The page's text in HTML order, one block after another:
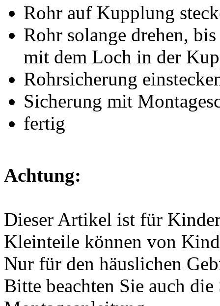
Rohr auf Kupplung
Rohr solange drehen,
mit dem Loch in der
Rohrsicherung
Sicherung mit
fertig
Achtung:
Dieser Artikel ist für
Kleinteile können von
Nur für den häuslichen
Bitte beachten Sie auch